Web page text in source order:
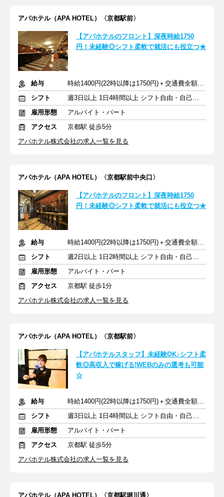
アパホテル（APA HOTEL）〈京都駅前〉
【アパホテルのフロント】深夜時給1750
円！未経験◎シフト柔軟で就活にも役立つ★
給与
時給1400円(22時以降は1750円)＋交通費全額支給
シフト
週3日以上 1日4時間以上 シフト自由・自己申告
雇用形態
アルバイト・パート
アクセス
京都駅 徒歩5分
アパホテル株式会社の求人一覧を見る
アパホテル（APA HOTEL）〈京都駅前中央口〉
【アパホテルのフロント】深夜時給1750
円！未経験◎シフト柔軟で就活にも役立つ★
給与
時給1400円(22時以降は1750円)＋交通費全額支給
シフト
週2日以上 1日2時間以上 シフト自由・自己申告
雇用形態
アルバイト・パート
アクセス
京都駅 徒歩1分
アパホテル株式会社の求人一覧を見る
アパホテル（APA HOTEL）〈京都駅前〉
【アパホテルスタッフ】未経験OK♪シフト柔
軟◎高収入で稼げる!WEBのみの選考も可能
☆
給与
時給1400円(22時以降は1750円)＋交通費全額支給
シフト
週3日以上 1日4時間以上 シフト自由・自己申告
雇用形態
アルバイト・パート
アクセス
京都駅 徒歩5分
アパホテル株式会社の求人一覧を見る
アパホテル（APA HOTEL）〈京都駅堀川通〉